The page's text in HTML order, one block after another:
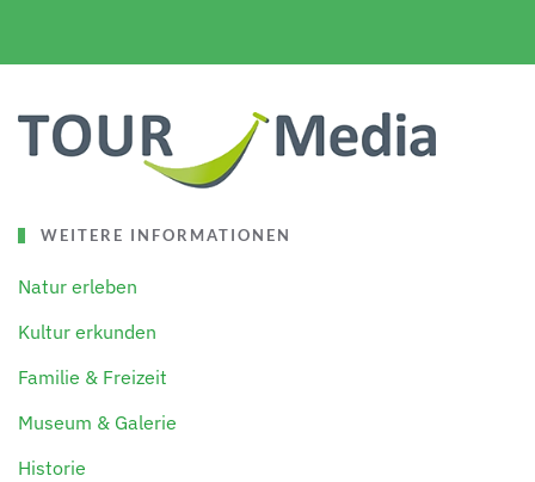
WEITERE INFORMATIONEN
Natur erleben
Kultur erkunden
Familie & Freizeit
Museum & Galerie
Historie